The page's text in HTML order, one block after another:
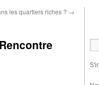
les quartiers riches ? →